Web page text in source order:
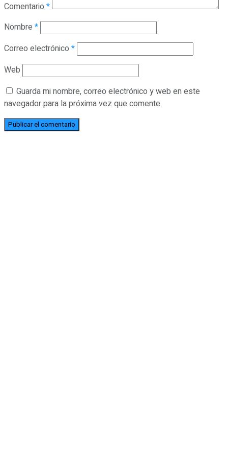
Comentario *
Nombre *
Correo electrónico *
Web
Guarda mi nombre, correo electrónico y web en este
navegador para la próxima vez que comente.